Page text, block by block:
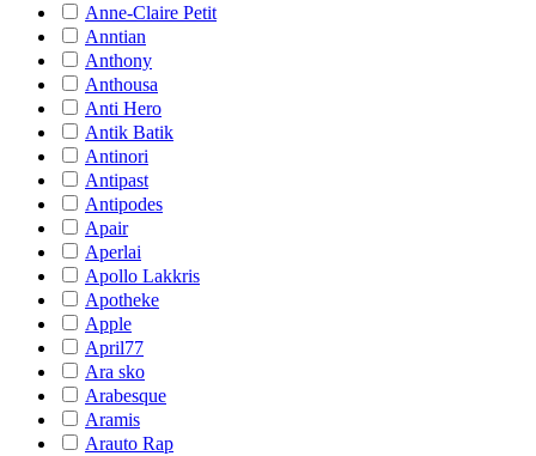
Anne-Claire Petit
Anntian
Anthony
Anthousa
Anti Hero
Antik Batik
Antinori
Antipast
Antipodes
Apair
Aperlai
Apollo Lakkris
Apotheke
Apple
April77
Ara sko
Arabesque
Aramis
Arauto Rap